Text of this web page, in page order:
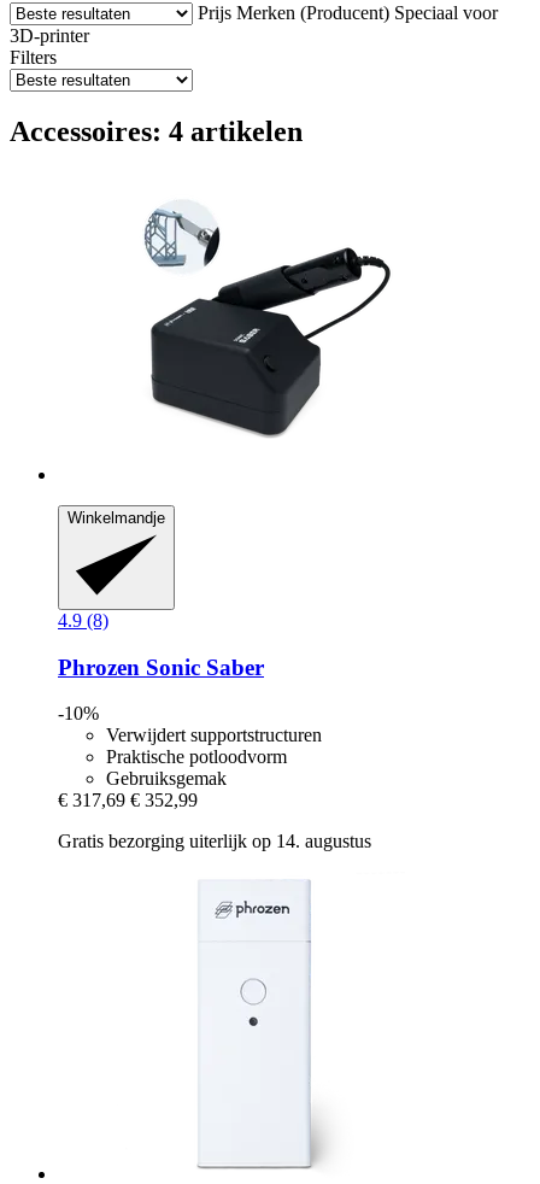
Prijs Merken (Producent) Speciaal voor
3D-printer
Filters
Accessoires: 4 artikelen
Winkelmandje
4.9 (8)
Phrozen Sonic Saber
-10%
Verwijdert supportstructuren
Praktische potloodvorm
Gebruiksgemak
€ 317,69 € 352,99
Gratis bezorging uiterlijk op 14. augustus